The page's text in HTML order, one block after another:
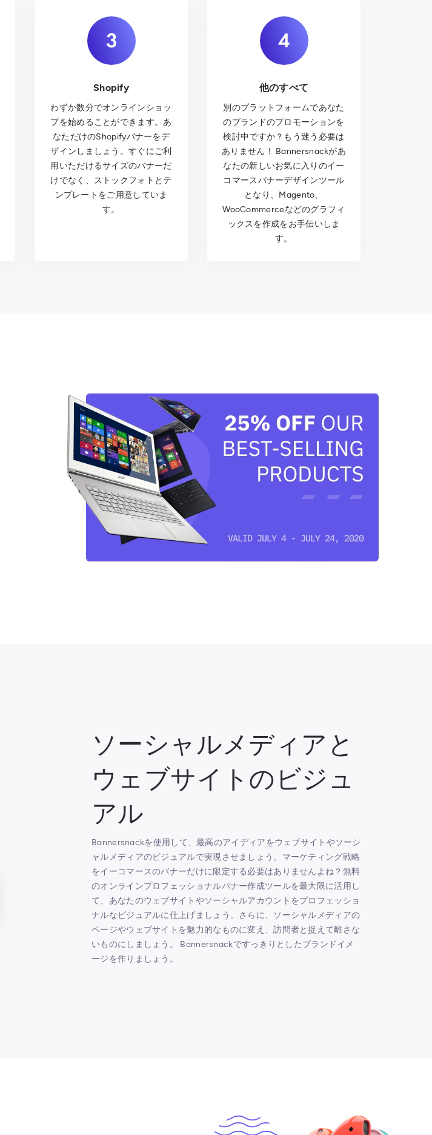
Shopify
わずか数分でオンラインショッ
プを始めることができます。あ
なただけのShopifyバナーをデ
ザインしましょう。すぐにご利
用いただけるサイズのバナーだ
けでなく、ストックフォトとテ
ンプレートをご用意していま
す。
他のすべて
別のプラットフォームであなた
のブランドのプロモーションを
検討中ですか？もう迷う必要は
ありません！ Bannersnackがあ
なたの新しいお気に入りのイー
コマースバナーデザインツール
となり、Magento、
WooCommerceなどのグラフィ
ックスを作成をお手伝いしま
す。
ソーシャルメディアと
ウェブサイトのビジュ
アル
Bannersnackを使用して、最高のアイディアをウェブサイトやソーシ
ャルメディアのビジュアルで実現させましょう。マーケティング戦略
をイーコマースのバナーだけに限定する必要はありませんよね？無料
のオンラインプロフェッショナルバナー作成ツールを最大限に活用し
て、あなたのウェブサイトやソーシャルアカウントをプロフェッショ
ナルなビジュアルに仕上げましょう。さらに、ソーシャルメディアの
ページやウェブサイトを魅力的なものに変え、訪問者と捉えて離さな
いものにしましょう。 Bannersnackですっきりとしたブランドイメ
ージを作りましょう。